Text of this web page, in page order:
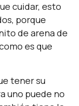
cuidar, esto
porque
de arena de
es que
tener su
uno puede no